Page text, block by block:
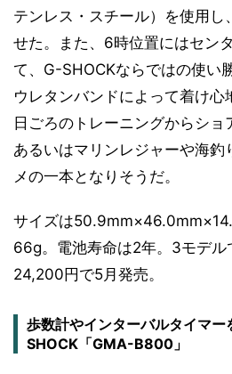
テンレス・スチール）を使用し
せた。また、6時位置にはセン
て、G-SHOCKならではの使い
ウレタンバンドによって着け心
日ごろのトレーニングからショ
あるいはマリンレジャーや海釣
メの一本となりそうだ。
サイズは
66g。電池寿命は2年。3モデル
24,200円で5月発売。
歩数計やインターバルタイマー
SHOCK「GMA-B800」